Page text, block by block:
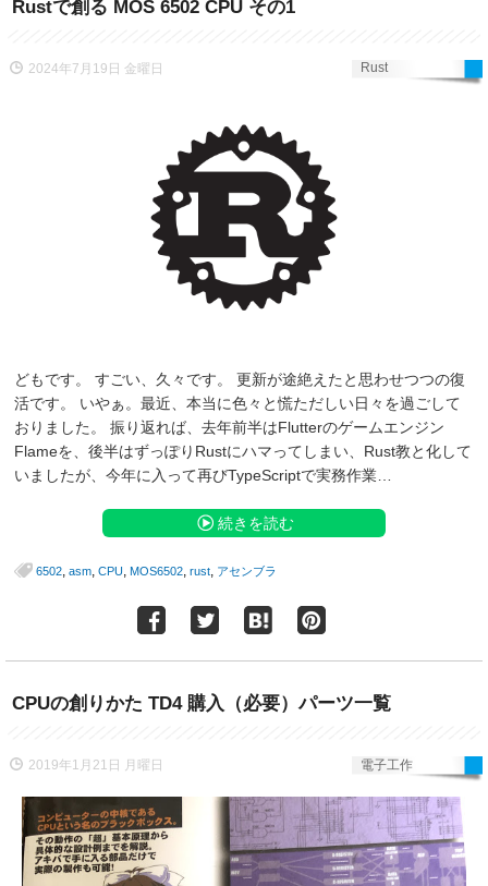
Rustで創る MOS 6502 CPU その1
Rust
2024年7月19日 金曜日
どもです。 すごい、久々です。 更新が途絶えたと思わせつつの復
活です。 いやぁ。最近、本当に色々と慌ただしい日々を過ごして
おりました。 振り返れば、去年前半はFlutterのゲームエンジン
Flameを、後半はずっぽりRustにハマってしまい、Rust教と化して
いましたが、今年に入って再びTypeScriptで実務作業…
続きを読む
6502 asm CPU MOS6502 rust アセンブラ
CPUの創りかた TD4 購入（必要）パーツ一覧
電子工作
2019年1月21日 月曜日